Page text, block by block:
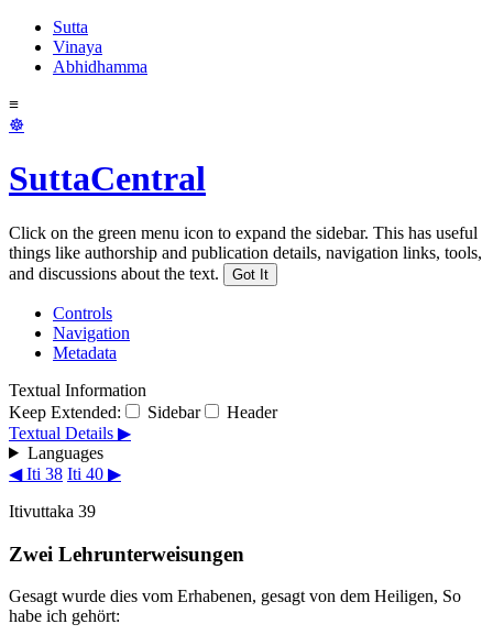
Sutta
Vinaya
Abhidhamma
≡
☸
SuttaCentral
Click on the green menu icon to expand the sidebar. This has useful
things like authorship and publication details, navigation links, tools,
and discussions about the text.
Got It
Controls
Navigation
Metadata
Textual Information
Keep Extended:
Sidebar
Header
Textual Details ▶
Languages
◀ Iti 38 Iti 40 ▶
Itivuttaka 39
Zwei Lehrunterweisungen
Gesagt wurde dies vom Erhabenen, gesagt von dem Heiligen, So
habe ich gehört: